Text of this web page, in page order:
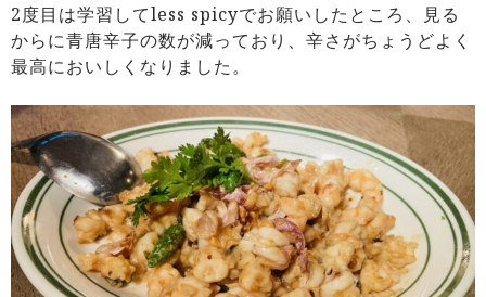
2度目は学習してless spicyでお願いしたところ、見る
からに青唐辛子の数が減っており、辛さがちょうどよく
最高においしくなりました。